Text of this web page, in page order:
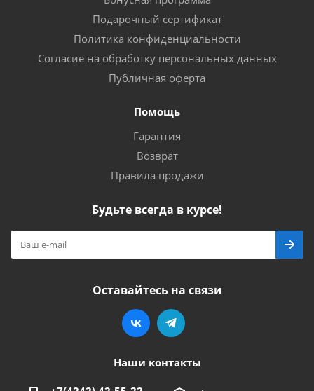
Подарочный сертификат
Политика конфиденциальности
Согласие на обработку персональных данных
Публичная оферта
Помощь
Гарантия
Возврат
Правила продажи
Будьте всегда в курсе!
Оставайтесь на связи
Наши контакты